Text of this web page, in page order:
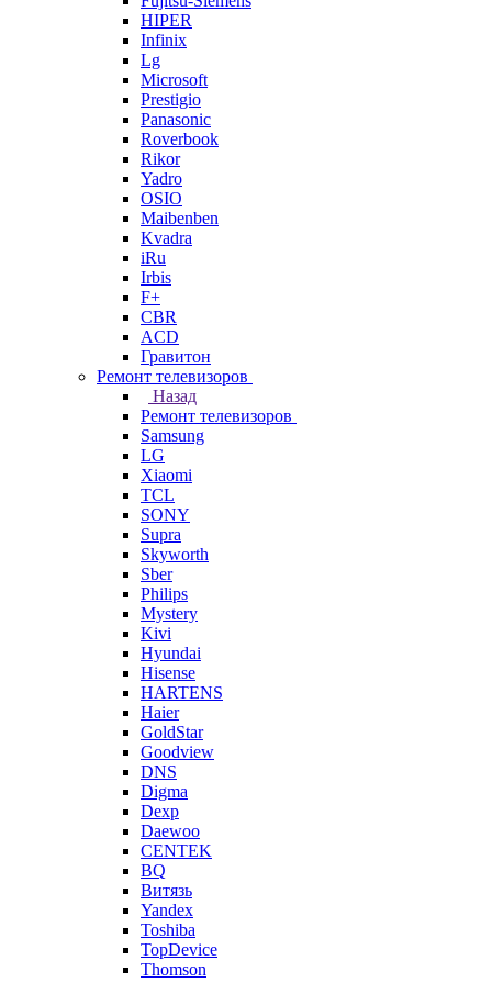
HIPER
Infinix
Lg
Microsoft
Prestigio
Panasonic
Roverbook
Rikor
Yadro
OSIO
Maibenben
Kvadra
iRu
Irbis
F+
CBR
ACD
Гравитон
Ремонт телевизоров
Назад
Ремонт телевизоров
Samsung
LG
Xiaomi
TCL
SONY
Supra
Skyworth
Sber
Philips
Mystery
Kivi
Hyundai
Hisense
HARTENS
Haier
GoldStar
Goodview
DNS
Digma
Dexp
Daewoo
CENTEK
BQ
Витязь
Yandex
Toshiba
TopDevice
Thomson